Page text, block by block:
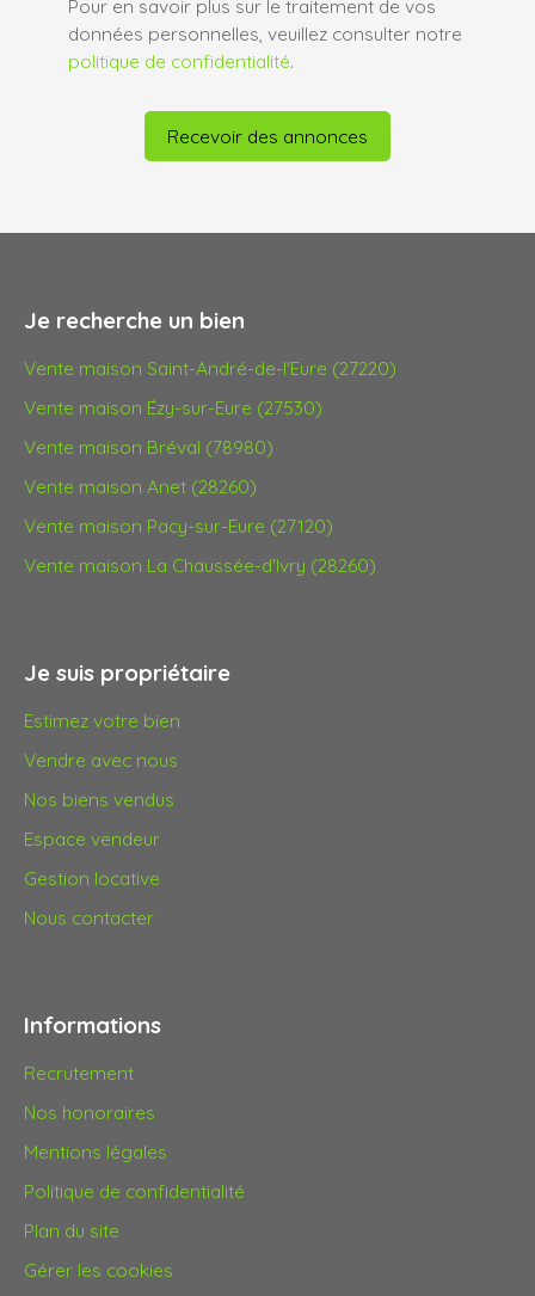
Pour en savoir plus sur le traitement de vos
données personnelles, veuillez consulter notre
politique de confidentialité.
Recevoir des annonces
Je recherche un bien
Vente maison Saint-André-de-l'Eure (27220)
Vente maison Ézy-sur-Eure (27530)
Vente maison Bréval (78980)
Vente maison Anet (28260)
Vente maison Pacy-sur-Eure (27120)
Vente maison La Chaussée-d'Ivry (28260)
Je suis propriétaire
Estimez votre bien
Vendre avec nous
Nos biens vendus
Espace vendeur
Gestion locative
Nous contacter
Informations
Recrutement
Nos honoraires
Mentions légales
Politique de confidentialité
Plan du site
Gérer les cookies